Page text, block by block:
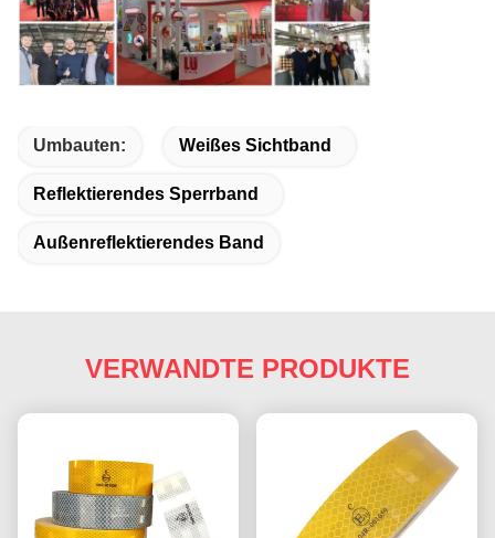
Umbauten: Weißes Sichtband
Reflektierendes Sperrband
Außenreflektierendes Band
VERWANDTE PRODUKTE